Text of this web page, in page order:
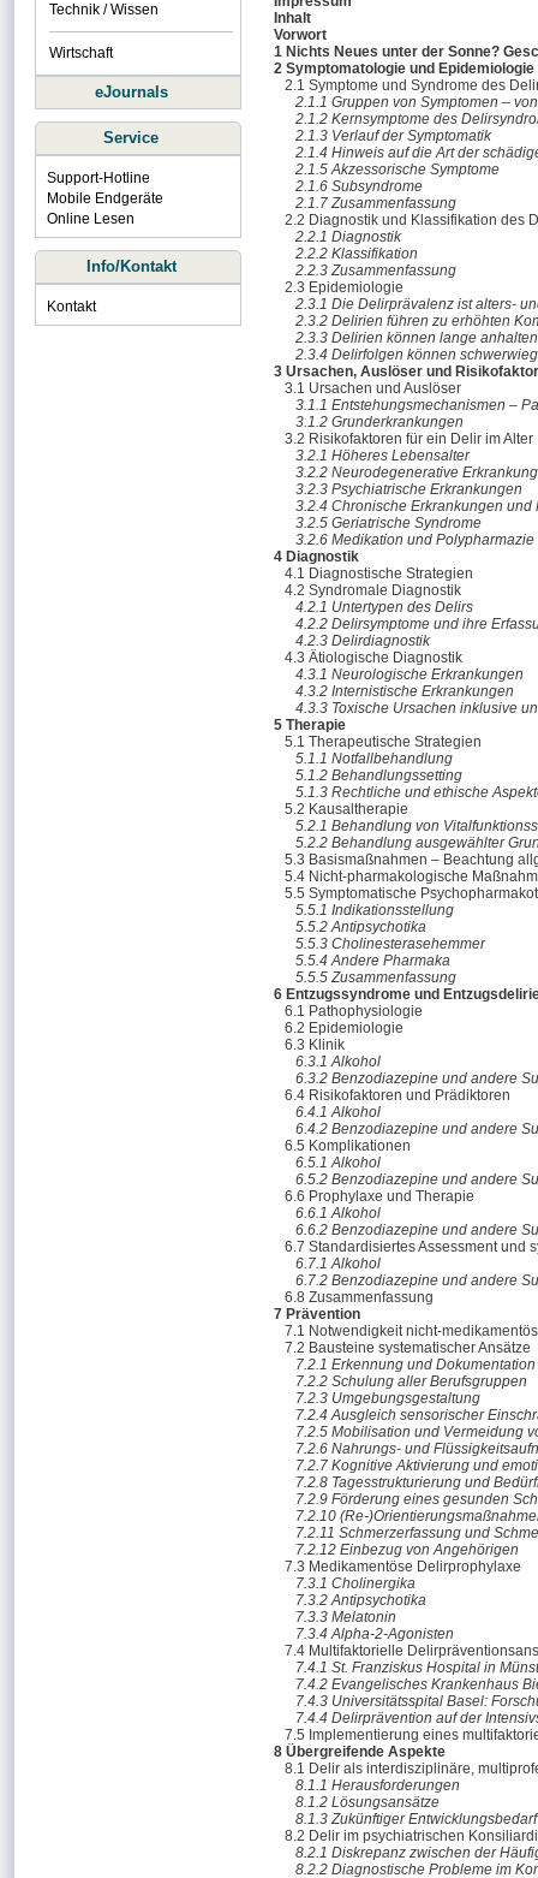
Inhalt
Vorwort
1 Nichts Neues unter der Sonne?
2 Symptomatologie und Epidemiologie
2.1 Symptome und Syndrome des
2.1.1 Gruppen von Symptomen –
2.1.2 Kernsymptome des
2.1.3 Verlauf der Symptomatik
2.1.4 Hinweis auf die Art der
2.1.5 Akzessorische Symptome
2.1.6 Subsyndrome
2.1.7 Zusammenfassung
2.2 Diagnostik und Klassifikation des
2.2.1 Diagnostik
2.2.2 Klassifikation
2.2.3 Zusammenfassung
2.3 Epidemiologie
2.3.1 Die Delirprävalenz ist alters-
2.3.2 Delirien führen zu erhöhten
2.3.3 Delirien können lange anhalten
2.3.4 Delirfolgen können
3 Ursachen, Auslöser und
3.1 Ursachen und Auslöser
3.1.1 Entstehungsmechanismen –
3.1.2 Grunderkrankungen
3.2 Risikofaktoren für ein Delir im Alter
3.2.1 Höheres Lebensalter
3.2.2 Neurodegenerative
3.2.3 Psychiatrische Erkrankungen
3.2.4 Chronische Erkrankungen und
3.2.5 Geriatrische Syndrome
3.2.6 Medikation und Polypharmazie
4 Diagnostik
4.1 Diagnostische Strategien
4.2 Syndromale Diagnostik
4.2.1 Untertypen des Delirs
4.2.2 Delirsymptome und ihre
4.2.3 Delirdiagnostik
4.3 Ätiologische Diagnostik
4.3.1 Neurologische Erkrankungen
4.3.2 Internistische Erkrankungen
4.3.3 Toxische Ursachen inklusive
5 Therapie
5.1 Therapeutische Strategien
5.1.1 Notfallbehandlung
5.1.2 Behandlungssetting
5.1.3 Rechtliche und ethische
5.2 Kausaltherapie
5.2.1 Behandlung von
5.2.2 Behandlung ausgewählter
5.3 Basismaßnahmen – Beachtung
5.4 Nicht-pharmakologische
5.5 Symptomatische
5.5.1 Indikationsstellung
5.5.2 Antipsychotika
5.5.3 Cholinesterasehemmer
5.5.4 Andere Pharmaka
5.5.5 Zusammenfassung
6 Entzugssyndrome und
6.1 Pathophysiologie
6.2 Epidemiologie
6.3 Klinik
6.3.1 Alkohol
6.3.2 Benzodiazepine und andere
6.4 Risikofaktoren und Prädiktoren
6.4.1 Alkohol
6.4.2 Benzodiazepine und andere
6.5 Komplikationen
6.5.1 Alkohol
6.5.2 Benzodiazepine und andere
6.6 Prophylaxe und Therapie
6.6.1 Alkohol
6.6.2 Benzodiazepine und andere
6.7 Standardisiertes Assessment und
6.7.1 Alkohol
6.7.2 Benzodiazepine und andere
6.8 Zusammenfassung
7 Prävention
7.1 Notwendigkeit nicht-
7.2 Bausteine systematischer Ansätze
7.2.1 Erkennung und
7.2.2 Schulung aller Berufsgruppen
7.2.3 Umgebungsgestaltung
7.2.4 Ausgleich sensorischer
7.2.5 Mobilisation und Vermeidung
7.2.6 Nahrungs- und
7.2.7 Kognitive Aktivierung und
7.2.8 Tagesstrukturierung und
7.2.9 Förderung eines gesunden
7.2.10 (Re-
7.2.11 Schmerzerfassung und
7.2.12 Einbezug von Angehörigen
7.3 Medikamentöse Delirprophylaxe
7.3.1 Cholinergika
7.3.2 Antipsychotika
7.3.3 Melatonin
7.3.4 Alpha-2-Agonisten
7.4 Multifaktorielle
7.4.1 St. Franziskus Hospital in
7.4.2 Evangelisches Krankenhaus
7.4.3 Universitätsspital Basel:
7.4.4 Delirprävention auf der
7.5 Implementierung eines
8 Übergreifende Aspekte
8.1 Delir als interdisziplinäre,
8.1.1 Herausforderungen
8.1.2 Lösungsansätze
8.1.3 Zukünftiger Entwicklungsbedarf
8.2 Delir im psychiatrischen
8.2.1 Diskrepanz zwischen der
8.2.2 Diagnostische Probleme im
Technik / Wissen
Wirtschaft
eJournals
Service
Support-Hotline
Mobile Endgeräte
Online Lesen
Info/Kontakt
Kontakt